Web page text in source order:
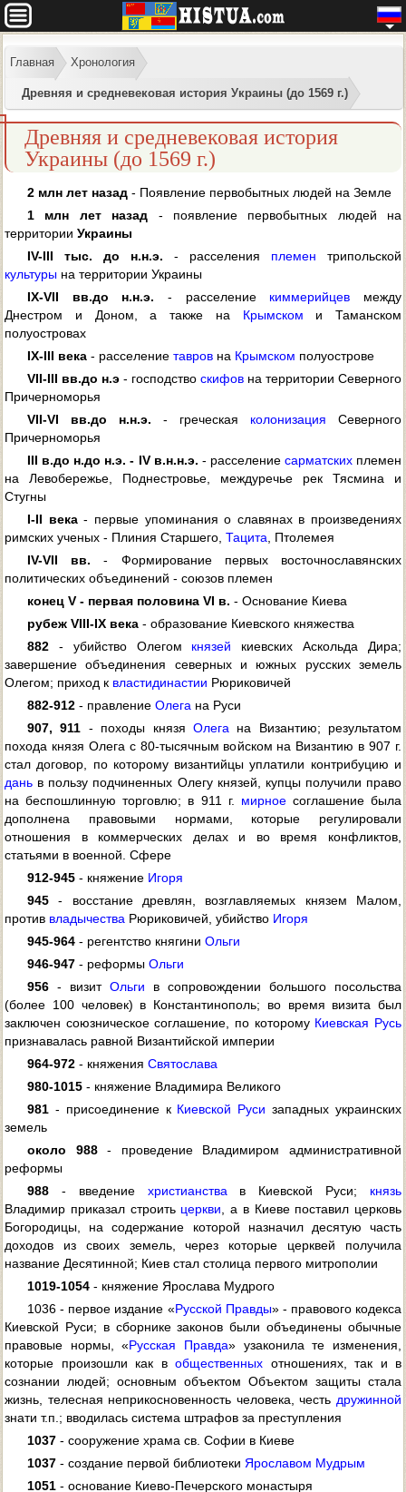
Главная Хронология
Древняя и средневековая история Украины (до 1569 г.)
Древняя и средневековая история
Украины (до 1569 г.)
2 млн лет назад - Появление первобытных людей на Земле
1 млн лет назад - появление первобытных людей на
территории Украины
IV-III тыс. до н.н.э. - расселения племен трипольской
культуры на территории Украины
IX-VII вв.до н.н.э. - расселение киммерийцев между
Днестром и Доном, а также на Крымском и Таманском
полуостровах
IX-III века - расселение тавров на Крымском полуострове
VII-III вв.до н.э - господство скифов на территории Северного
Причерноморья
VII-VI вв.до н.н.э. - греческая колонизация Северного
Причерноморья
III в.до н.до н.э. - IV в.н.н.э. - расселение сарматскихплемен
на Левобережье, Поднестровье, междуречье рек Тясмина и
Стугны
I-II века- первые упоминания о славянах в произведениях
римских ученых - Плиния Старшего, Тацита , Птолемея
IV-VII вв. - Формирование первых восточнославянских
политических объединений - союзов племен
конец V - первая половина VI в. - Основание Киева
рубеж VIII-IX века - образование Киевского княжества
882 - убийство Олегом князей киевских Аскольда Дира;
завершение объединения северных и южных русских земель
Олегом; приход к властидинастии Рюриковичей
882-912 - правление Олега на Руси
907, 911 - походы князя Олега на Византию; результатом
похода князя Олега с 80-тысячным войском на Византию в 907 г.
стал договор, по которому византийцы уплатили контрибуцию и
дань в пользу подчиненных Олегу князей, купцы получили право
на беспошлинную торговлю; в 911 г. мирноесоглашение была
дополнена правовыми нормами, которые регулировали
отношения в коммерческих делах и во время конфликтов,
статьями в военной. Сфере
912-945 - княжение Игоря
945 - восстание древлян, возглавляемых князем Малом,
против владычества Рюриковичей, убийство Игоря
945-964 - регентство княгини Ольги
946-947 - реформы Ольги
956 - визит Ольги в сопровождении большого посольства
(более 100 человек) в Константинополь; во время визита был
заключен союзническое соглашение, по которому Киевская Русь
признавалась равной Византийской империи
964-972 - княжения Святослава
980-1015 - княжение Владимира Великого
981 - присоединение к Киевской Руси западных украинских
земель
около 988- проведение Владимиром административной
реформы
988 - введение христианства в Киевской Руси; князь
Владимир приказал строить церкви , а в Киеве поставил церковь
Богородицы, на содержание которой назначил десятую часть
доходов из своих земель, через которые церквей получила
название Десятинной; Киев стал столица первого митрополии
1019-1054 - княжение Ярослава Мудрого
1036 - первое издание «Русской Правды» - правового кодекса
Киевской Руси; в сборнике законов были объединены обычные
правовые нормы, «Русская Правда» узаконила те изменения,
которые произошли как в общественных отношениях, так и в
сознании людей; основным объектом Объектом защиты стала
жизнь, телесная неприкосновенность человека, честь дружинной
знати т.п.; вводилась система штрафов за преступления
1037 - сооружение храма св. Софии в Киеве
1037 - создание первой библиотеки Ярославом Мудрым
1051 - основание Киево-Печерского монастыря